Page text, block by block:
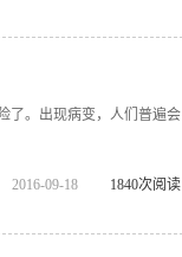
了。出现病变，人们普遍会
2016-09-18 1840次阅读